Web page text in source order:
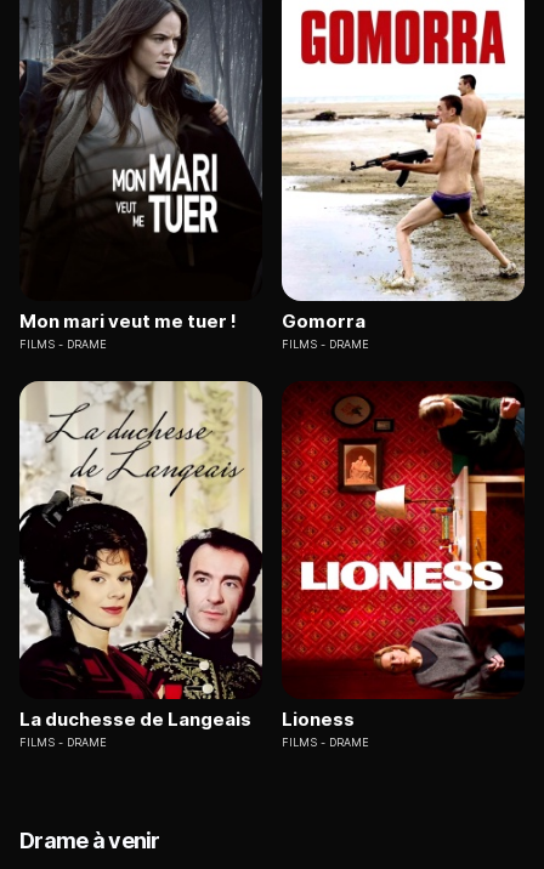
Mon mari veut me tuer !
FILMS DRAME
Gomorra
FILMS DRAME
La duchesse de Langeais
FILMS DRAME
Lioness
FILMS DRAME
Drame à venir